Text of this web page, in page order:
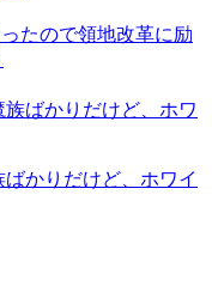
たので領地改革に励
かりだけど、ホワイ